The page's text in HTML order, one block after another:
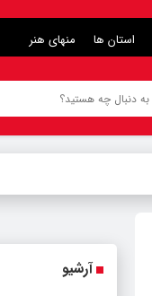
استان ها منهای هنر
آرشیو